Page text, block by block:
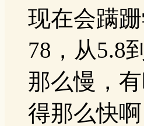
现在会蹒
78，从5.8
那么慢，
得那么快